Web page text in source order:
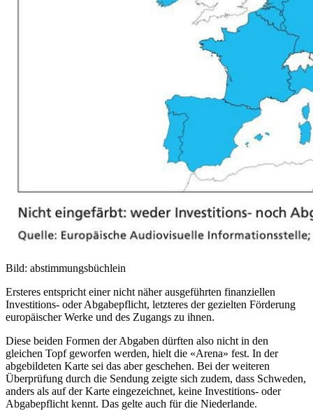
Bild: abstimmungsbüchlein
Ersteres entspricht einer nicht näher ausgeführten finanziellen
Investitions- oder Abgabepflicht, letzteres der gezielten Förderung
europäischer Werke und des Zugangs zu ihnen.
Diese beiden Formen der Abgaben dürften also nicht in den
gleichen Topf geworfen werden, hielt die «Arena» fest. In der
abgebildeten Karte sei das aber geschehen. Bei der weiteren
Überprüfung durch die Sendung zeigte sich zudem, dass Schweden,
anders als auf der Karte eingezeichnet, keine Investitions- oder
Abgabepflicht kennt. Das gelte auch für die Niederlande.